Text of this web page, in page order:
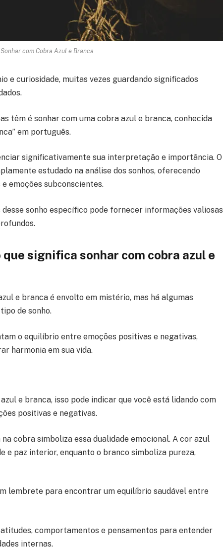
Sonhar com Cobra Azul e Branca
e curiosidade, muitas vezes guardando significados
têm é sonhar com uma cobra azul e branca, conhecida
em português.
significativamente sua interpretação e importância. O
estudado na análise dos sonhos, oferecendo
emoções subconscientes.
sonho específico pode fornecer informações valiosas
significa sonhar com cobra azul e
e branca é envolto em mistério, mas há algumas
de sonho.
o equilíbrio entre emoções positivas e negativas,
harmonia em sua vida.
e branca, isso pode indicar que você está lidando com
positivas e negativas.
cobra simboliza essa dualidade emocional. A cor azul
e paz interior, enquanto o branco simboliza pureza,
lembrete para encontrar um equilíbrio saudável entre
comportamentos e pensamentos para entender
internas.